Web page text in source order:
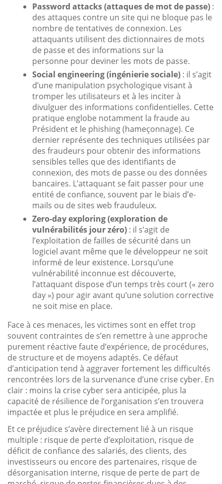
Password attacks (attaques de mot de passe) :
des attaques contre un site qui ne bloque pas le
nombre de tentatives de connexion. Les
attaquants utilisent des dictionnaires de mots
de passe et des informations sur la
personne pour deviner les mots de passe.
Social engineering (ingénierie sociale) : il s’agit
d’une manipulation psychologique visant à
tromper les utilisateurs et à les inciter à
divulguer des informations confidentielles. Cette
pratique englobe notamment la fraude au
Président et le phishing (hameçonnage). Ce
dernier représente des techniques utilisées par
des fraudeurs pour obtenir des informations
sensibles telles que des identifiants de
connexion, des mots de passe ou des données
bancaires. L’attaquant se fait passer pour une
entité de confiance, souvent par le biais d’e-
mails ou de sites web frauduleux.
Zero-day exploring (exploration de
vulnérabilités jour zéro) : il s’agit de
l’exploitation de failles de sécurité dans un
logiciel avant même que le développeur ne soit
informé de leur existence. Lorsqu’une
vulnérabilité inconnue est découverte,
l’attaquant dispose d’un temps très court (« zero
day ») pour agir avant qu’une solution corrective
ne soit mise en place.
Face à ces menaces, les victimes sont en effet trop
souvent contraintes de s’en remettre à une approche
purement réactive faute d’expérience, de procédures,
de structure et de moyens adaptés. Ce défaut
d’anticipation tend à aggraver fortement les difficultés
rencontrées lors de la survenance d’une crise cyber. En
clair : moins la crise cyber sera anticipée, plus la
capacité de résilience de l’organisation s’en trouvera
impactée et plus le préjudice en sera amplifié.
Et ce préjudice s’avère directement lié à un risque
multiple : risque de perte d’exploitation, risque de
déficit de confiance des salariés, des clients, des
investisseurs ou encore des partenaires, risque de
désorganisation interne, risque de perte de part de